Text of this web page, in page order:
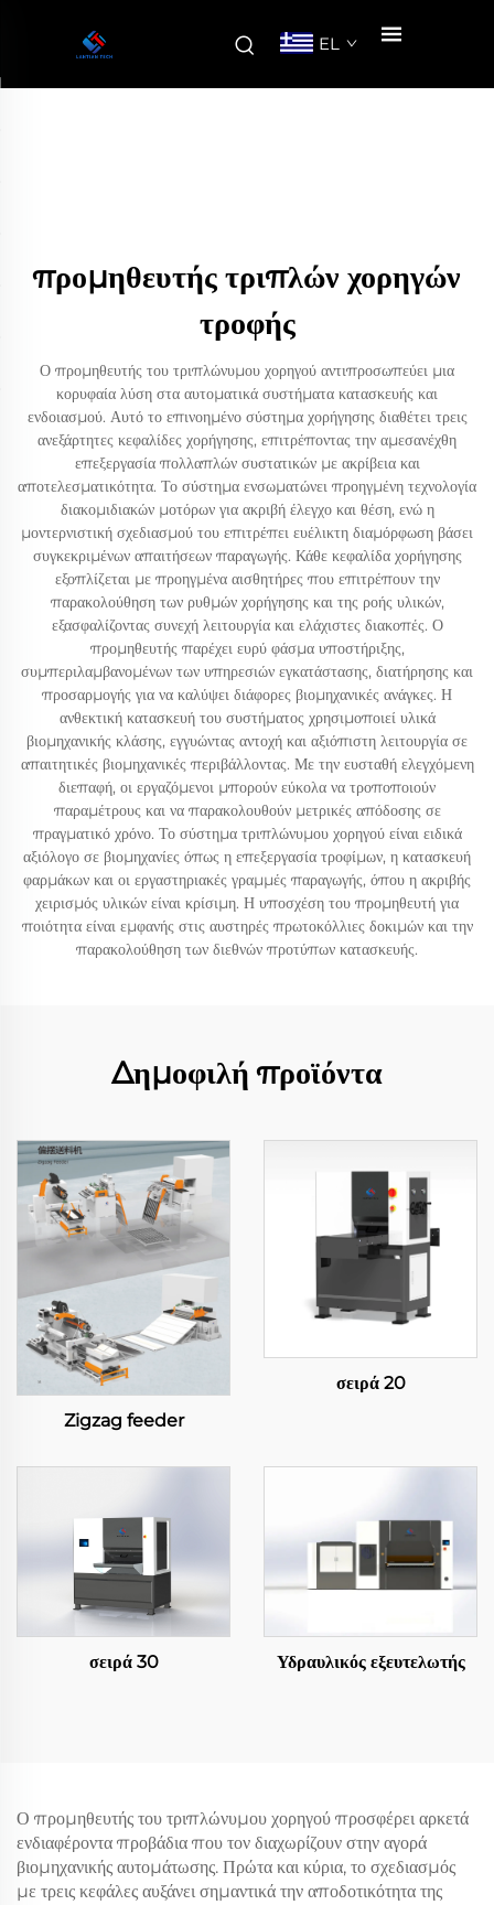
EL
προμηθευτής τριπλών χορηγών
τροφής
Ο προμηθευτής του τριπλώνυμου χορηγού αντιπροσωπεύει μια
κορυφαία λύση στα αυτοματικά συστήματα κατασκευής και
ενδοιασμού. Αυτό το επινοημένο σύστημα χορήγησης διαθέτει τρεις
ανεξάρτητες κεφαλίδες χορήγησης, επιτρέποντας την αμεσανέχθη
επεξεργασία πολλαπλών συστατικών με ακρίβεια και
αποτελεσματικότητα. Το σύστημα ενσωματώνει προηγμένη τεχνολογία
διακομιδιακών μοτόρων για ακριβή έλεγχο και θέση, ενώ η
μοντερνιστική σχεδιασμού του επιτρέπει ευέλικτη διαμόρφωση βάσει
συγκεκριμένων απαιτήσεων παραγωγής. Κάθε κεφαλίδα χορήγησης
εξοπλίζεται με προηγμένα αισθητήρες που επιτρέπουν την
παρακολούθηση των ρυθμών χορήγησης και της ροής υλικών,
εξασφαλίζοντας συνεχή λειτουργία και ελάχιστες διακοπές. Ο
προμηθευτής παρέχει ευρύ φάσμα υποστήριξης,
συμπεριλαμβανομένων των υπηρεσιών εγκατάστασης, διατήρησης και
προσαρμογής για να καλύψει διάφορες βιομηχανικές ανάγκες. Η
ανθεκτική κατασκευή του συστήματος χρησιμοποιεί υλικά
βιομηχανικής κλάσης, εγγυώντας αντοχή και αξιόπιστη λειτουργία σε
απαιτητικές βιομηχανικές περιβάλλοντας. Με την ευσταθή ελεγχόμενη
διεπαφή, οι εργαζόμενοι μπορούν εύκολα να τροποποιούν
παραμέτρους και να παρακολουθούν μετρικές απόδοσης σε
πραγματικό χρόνο. Το σύστημα τριπλώνυμου χορηγού είναι ειδικά
αξιόλογο σε βιομηχανίες όπως η επεξεργασία τροφίμων, η κατασκευή
φαρμάκων και οι εργαστηριακές γραμμές παραγωγής, όπου η ακριβής
χειρισμός υλικών είναι κρίσιμη. Η υποσχέση του προμηθευτή για
ποιότητα είναι εμφανής στις αυστηρές πρωτοκόλλιες δοκιμών και την
παρακολούθηση των διεθνών προτύπων κατασκευής.
Δημοφιλή προϊόντα
Zigzag feeder
σειρά 20
σειρά 30 Υδραυλικός εξευτελωτής
Ο προμηθευτής του τριπλώνυμου χορηγού προσφέρει αρκετά
ενδιαφέροντα προβάδια που τον διαχωρίζουν στην αγορά
βιομηχανικής αυτομάτωσης. Πρώτα και κύρια, το σχεδιασμός
με τρεις κεφάλες αυξάνει σημαντικά την αποδοτικότητα της